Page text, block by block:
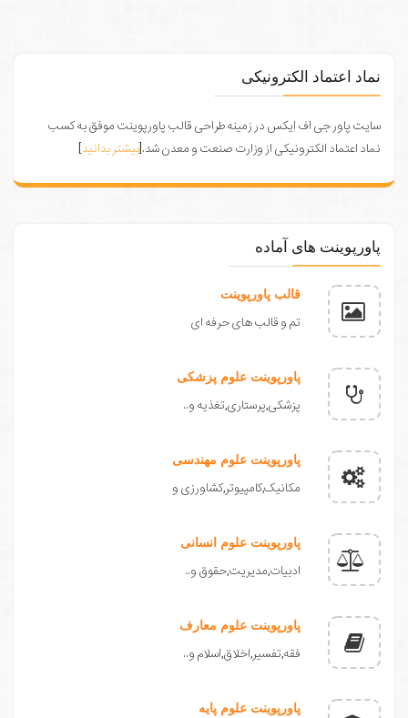
نماد اعتماد الکترونیکی
سایت پاور جی اف ایکس در زمینه طراحی قالب پاورپوینت موفق به کسب
نماد اعتماد الکترونیکی از وزارت صنعت و معدن شد.[بیشتر بدانید]
پاورپوینت های آماده
قالب پاورپوینت
تم و قالب های حرفه ای
پاورپوینت علوم پزشکی
پزشکی,پرستاری,تغذیه و..
پاورپوینت علوم مهندسی
مکانیک,کامپیوتر,کشاورزی و
پاورپوینت علوم انسانی
ادبیات,مدیریت,حقوق و..
پاورپوینت علوم معارف
فقه,تفسیر,اخلاق,اسلام و..
پاورپوینت علوم پایه